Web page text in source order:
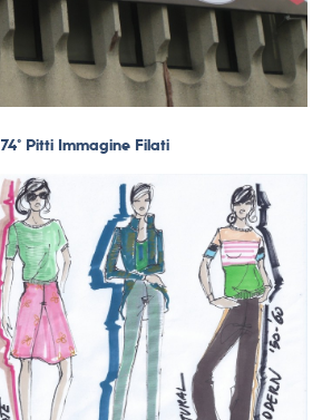
74° Pitti Immagine Filati